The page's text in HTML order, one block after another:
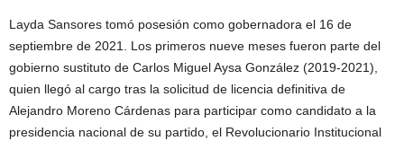
Layda Sansores tomó posesión como gobernadora el 16 de
septiembre de 2021. Los primeros nueve meses fueron parte del
gobierno sustituto de Carlos Miguel Aysa González (2019-2021),
quien llegó al cargo tras la solicitud de licencia definitiva de
Alejandro Moreno Cárdenas para participar como candidato a la
presidencia nacional de su partido, el Revolucionario Institucional